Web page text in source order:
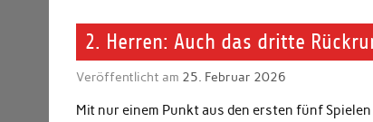
2. Herren: Auch das dritte
Veröffentlicht am 25. Februar 2026
Mit nur einem Punkt aus den ersten fünf